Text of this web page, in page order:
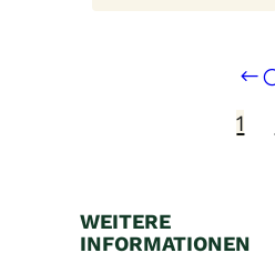
1
WEITERE
INFORMATIONEN